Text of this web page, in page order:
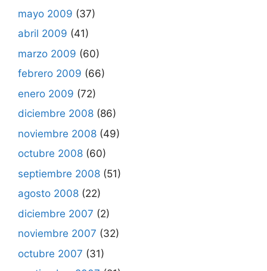
mayo 2009 (37)
abril 2009 (41)
marzo 2009 (60)
febrero 2009 (66)
enero 2009 (72)
diciembre 2008 (86)
noviembre 2008 (49)
octubre 2008 (60)
septiembre 2008 (51)
agosto 2008 (22)
diciembre 2007 (2)
noviembre 2007 (32)
octubre 2007 (31)